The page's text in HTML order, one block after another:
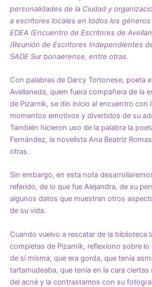
personalidades de la Ciudad y
a escritores locales en todos los géneros
EDEA (Encuentro de Escritores de
(Reunión de Escritores Independientes
SADE Sur bonaerense, entre otras.
Con palabras de Darcy Tortonese, poeta
Avellaneda, quien fuera compañera de la
de Pizarnik, se dio inicio al encuentro con
momentos emotivos y divertidos de su
También hicieron uso de la palabra la
Fernández, la novelista Ana Beatriz
otras.
Sin embargo, en esta nota
referido, de lo que fue Alejandra, de su
algunos datos que muestran otros
de su vida.
Cuando vuelvo a rescatar de la biblioteca
completas de Pizarnik, reflexiono sobre lo
de sí misma, que era gorda, que tenía
tartamudeaba, que tenía en la cara
del acné y la contrastamos con su